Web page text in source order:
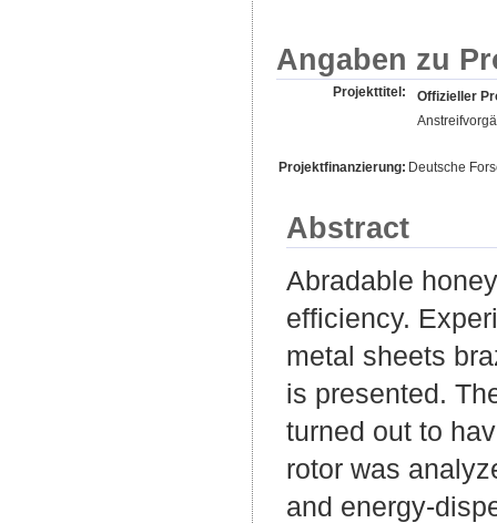
Angaben zu
Projekttitel:
Offizieller
Projektfinanzierung: Deutsche
Abstract
Abradable
efficiency.
metal sheets
is presented.
turned out to
rotor was
and energy-